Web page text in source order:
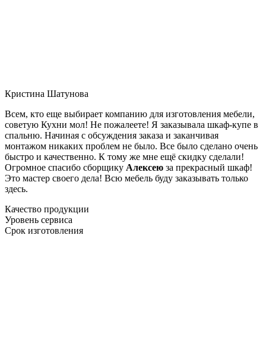
Кристина Шатунова
Всем, кто еще выбирает компанию для изготовления мебели,
советую Кухни мол! Не пожалеете! Я заказывала шкаф-купе в
спальню. Начиная с обсуждения заказа и заканчивая
монтажом никаких проблем не было. Все было сделано очень
быстро и качественно. К тому же мне ещё скидку сделали!
Огромное спасибо сборщику Алексею за прекрасный шкаф!
Это мастер своего дела! Всю мебель буду заказывать только
здесь.
Качество продукции
Уровень сервиса
Срок изготовления